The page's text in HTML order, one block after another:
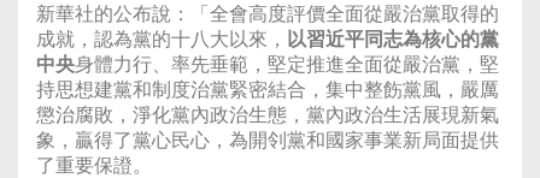
新華社的公布說：「全會高度評價全面從嚴治黨取得的
成就，認為黨的十八大以來， 以習近平同志為核心的黨
中央身體力行、率先垂範，堅定推進全面從嚴治黨，堅
持思想建黨和制度治黨緊密結合，集中整飭黨風，嚴厲
懲治腐敗，淨化黨內政治生態，黨內政治生活展現新氣
象，贏得了黨心民心，為開刢黨和國家事業新局面提供
了重要保證。